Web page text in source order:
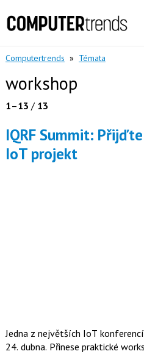
Computertrends » Témata
workshop
1–13 / 13
IQRF Summit: Přijďte si postavit vlastní
IoT projekt
Jedna z největších IoT
24. dubna. Přinese praktické